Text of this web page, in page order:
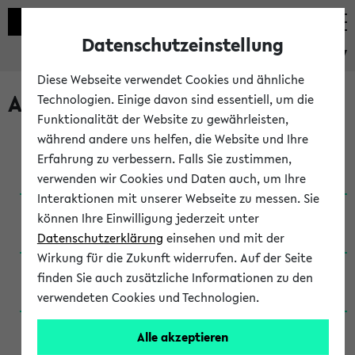
eKVV
Archivierte Studiengänge
Anglistik: British and American Studies / B.A.
(Einschreibung bis WiSe 16/17)
Anglistik: British and American Studies / B.A.
(Einschreibung bis SoSe 2015)
Anglistik: British and American Studies / B.A.
(Einschreibung bis SoSe 2013)
Anglistik: British and American Studies / Ba
(Einschreibung bis SoSe 2011)
Datenschutzeinstellung
Diese Webseite verwendet Cookies und ähnliche
Technologien. Einige davon sind essentiell, um die
Funktionalität der Website zu gewährleisten,
während andere uns helfen, die Website und Ihre
Erfahrung zu verbessern. Falls Sie zustimmen,
verwenden wir Cookies und Daten auch, um Ihre
Interaktionen mit unserer Webseite zu messen. Sie
können Ihre Einwilligung jederzeit unter
Datenschutzerklärung einsehen und mit der
Wirkung für die Zukunft widerrufen. Auf der Seite
finden Sie auch zusätzliche Informationen zu den
verwendeten Cookies und Technologien.
Alle akzeptieren